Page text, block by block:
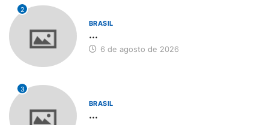
2
BRASIL
...
6 de agosto de 2026
3
BRASIL
...